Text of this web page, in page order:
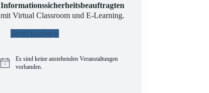
Informationssicherheitsbeauftragten
mit Virtual Classroom und E-Learning.
Jetzt buchen!
H
Es sind keine anstehenden Veranstaltungen
vorhanden.